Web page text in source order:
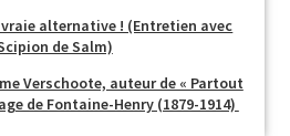
alternative ! (Entretien avec
de Salm)
Verschoote, auteur de « Partout
de Fontaine-Henry (1879-1914)